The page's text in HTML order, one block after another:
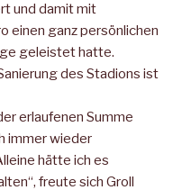
und damit mit
einen ganz persönlichen
geleistet hatte.
des Stadions ist
erlaufenen Summe
immer wieder
hätte ich es
freute sich Groll